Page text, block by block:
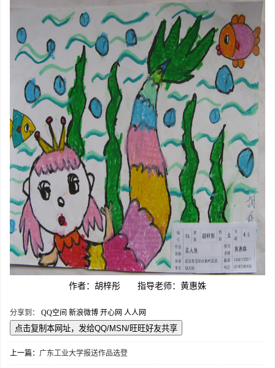
作者：胡梓彤 指导老师：黄惠姝
分享到： QQ空间 新浪微博 开心网 人人网
上一篇： 广东工业大学报送作品选登